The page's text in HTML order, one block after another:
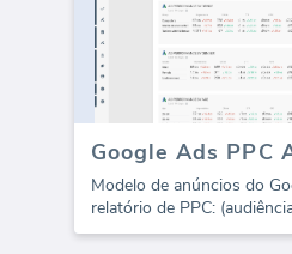
Modelo de anúncios do
relatório de PPC: